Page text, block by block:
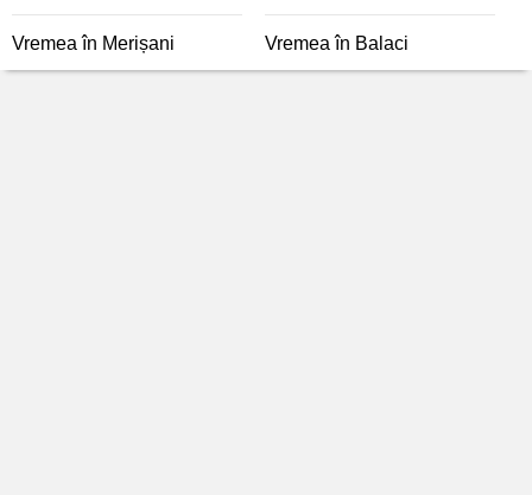
Vremea în Merișani Vremea în Balaci